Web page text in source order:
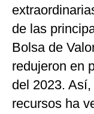
de las
Bolsa de
redujeron en
del 2023.
recursos ha